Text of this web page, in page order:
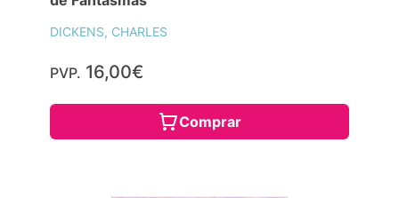
DICKENS, CHARLES
PVP. 16,00€
Comprar